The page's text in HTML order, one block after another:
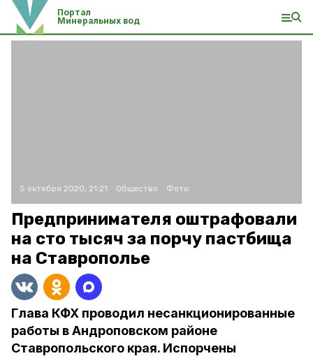
Портал
Минеральных вод
5 октября 2020, 21:21 Общество Фото:
Предпринимателя оштрафовали
на сто тысяч за порчу пастбища
на Ставрополье
Глава КФХ проводил несанкционированные
работы в Андроповском районе
Ставропольского края. Испорчены